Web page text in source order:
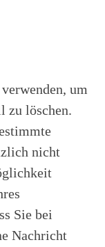
um
zu löschen.
nicht
Sie bei
Nachricht